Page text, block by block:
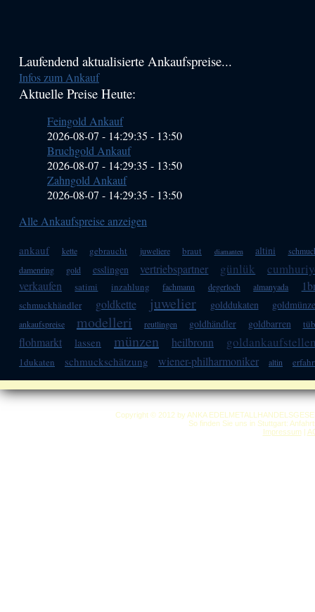
Haupt-
Sidebar
Laufendend aktualisierte Ankaufspreise...
Infos zum Ankauf
Aktuelle Preise Heute:
Feingold Ankauf
2026-08-07 - 14:29:35 - 13:50
Bruchgold Ankauf
2026-08-07 - 14:29:35 - 13:50
Zahngold Ankauf
2026-08-07 - 14:29:35 - 13:50
Alle Ankaufspreise anzeigen
ankauf kette gebraucht juweliere braut diamanten altini
damenring
gold esslingen vertriebspartner günlük
verkaufen satimi inzahlung fachmann degerloch almanyada
schmuckhändler goldkette juwelier golddukaten
ankaufspreise modelleri reutlingen goldhändler goldbarren
flohmarkt lassen münzen heilbronn
1dukaten schmuckschätzung wiener-philharmoniker altin
Copyright © 2012 by ANKA
So finden Sie uns in Stuttgart:
Impressum|